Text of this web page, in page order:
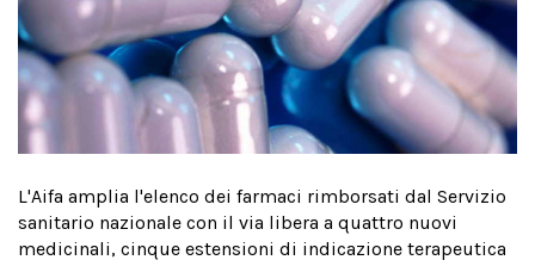
L'Aifa amplia l'elenco dei farmaci rimborsati dal Servizio
sanitario nazionale con il via libera a quattro nuovi
medicinali, cinque estensioni di indicazione terapeutica